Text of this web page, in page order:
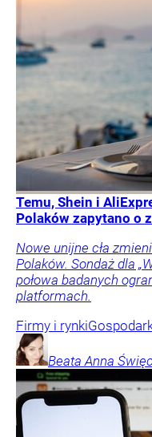
Temu, Shein i
Polaków zapytano o
Nowe unijne cła
Polaków. Sondaż dla
połowa badanych
platformach.
Firmy i rynki
Beata Anna